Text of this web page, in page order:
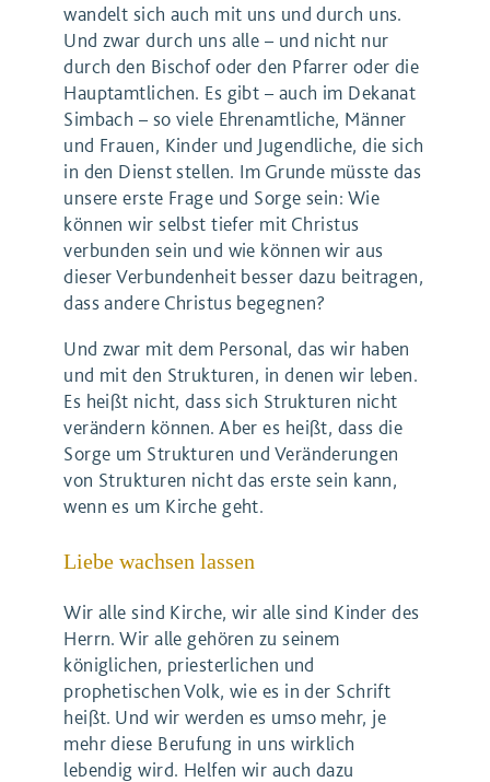
wandelt sich auch mit uns und durch uns.
Und zwar durch uns alle – und nicht nur
durch den Bischof oder den Pfarrer oder die
Hauptamtlichen. Es gibt – auch im Dekanat
Simbach – so viele Ehrenamtliche, Männer
und Frauen, Kinder und Jugendliche, die sich
in den Dienst stellen. Im Grunde müsste das
unsere erste Frage und Sorge sein: Wie
können wir selbst tiefer mit Christus
verbunden sein und wie können wir aus
dieser Verbundenheit besser dazu beitragen,
dass andere Christus begegnen?
Und zwar mit dem Personal, das wir haben
und mit den Strukturen, in denen wir leben.
Es heißt nicht, dass sich Strukturen nicht
verändern können. Aber es heißt, dass die
Sorge um Strukturen und Veränderungen
von Strukturen nicht das erste sein kann,
wenn es um Kirche geht.
Liebe wachsen lassen
Wir alle sind Kirche, wir alle sind Kinder des
Herrn. Wir alle gehören zu seinem
königlichen, priesterlichen und
prophetischen Volk, wie es in der Schrift
heißt. Und wir werden es umso mehr, je
mehr diese Berufung in uns wirklich
lebendig wird. Helfen wir auch dazu